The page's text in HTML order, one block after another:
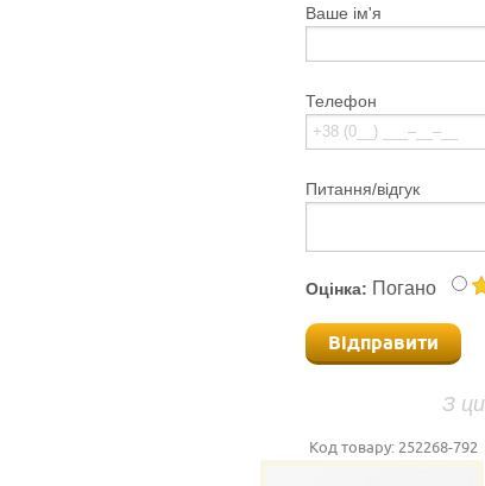
Ваше ім'я
Телефон
Питання/відгук
Оцінка: Погано
Відправити
З
Код товару: 252268-792